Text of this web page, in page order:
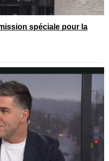
spéciale pour la